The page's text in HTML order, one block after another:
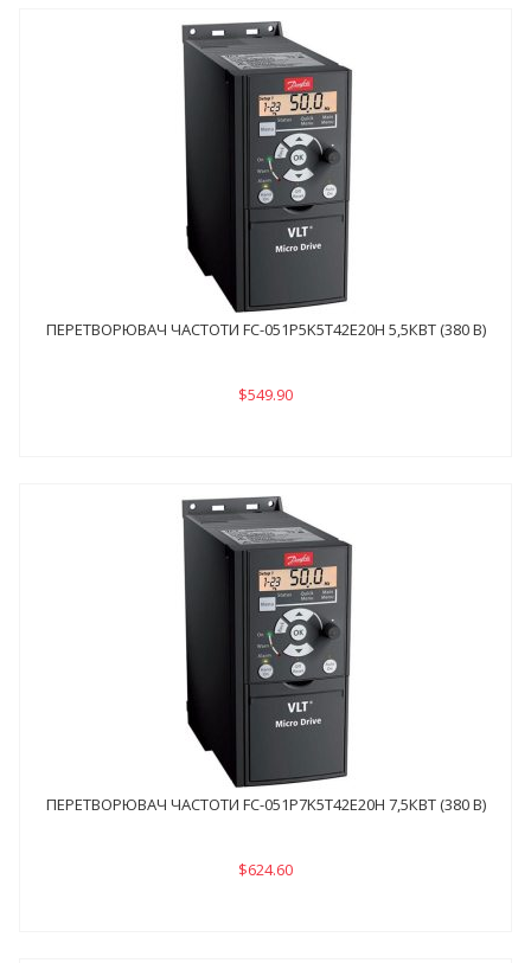
ПЕРЕТВОРЮВАЧ ЧАСТОТИ FC-051P5K5Т42E20H 5,5КВТ (380 В)
$549.90
ПЕРЕТВОРЮВАЧ ЧАСТОТИ FC-051P7K5Т42E20H 7,5КВТ (380 В)
$624.60